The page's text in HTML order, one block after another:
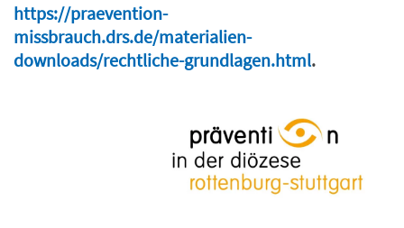
https://praevention-
missbrauch.drs.de/materialien-
downloads/rechtliche-grundlagen.html.